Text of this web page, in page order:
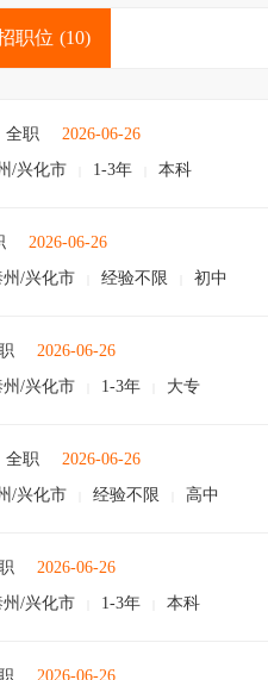
职位 (10)
全职
2026-06-26
/兴化市 1-3年 本科
2026-06-26
/兴化市 经验不限 初中
2026-06-26
/兴化市 1-3年 大专
全职
2026-06-26
/兴化市 经验不限 高中
2026-06-26
/兴化市 1-3年 本科
2026-06-26